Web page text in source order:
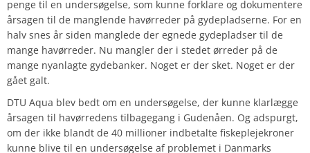
penge til en undersøgelse, som kunne forklare og dokumentere
årsagen til de manglende havørreder på gydepladserne. For en
halv snes år siden manglede der egnede gydepladser til de
mange havørreder. Nu mangler der i stedet ørreder på de
mange nyanlagte gydebanker. Noget er der sket. Noget er der
gået galt.
DTU Aqua blev bedt om en undersøgelse, der kunne klarlægge
årsagen til havørredens tilbagegang i Gudenåen. Og adspurgt,
om der ikke blandt de 40 millioner indbetalte fiskeplejekroner
kunne blive til en undersøgelse af problemet i Danmarks